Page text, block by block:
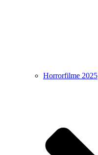
Horrorfilme 2025